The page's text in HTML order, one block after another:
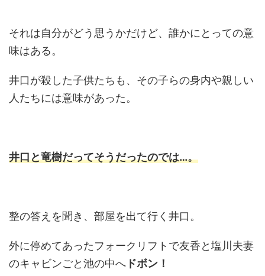
それは自分がどう思うかだけど、誰かにとっての意
味はある。
井口が殺した子供たちも、その子らの身内や親しい
人たちには意味があった。
井口と竜樹だってそうだったのでは…。
整の答えを聞き、部屋を出て行く井口。
外に停めてあったフォークリフトで友香と塩川夫妻
のキャビンごと池の中へ ドボン！